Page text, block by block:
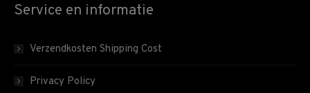
Service en informatie
Verzendkosten Shipping Cost
Privacy Policy